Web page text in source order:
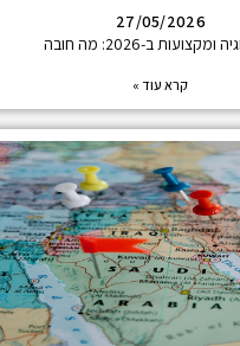
27/05/2026
ומקצועות ב-2026: מה חובה
קרא עוד »